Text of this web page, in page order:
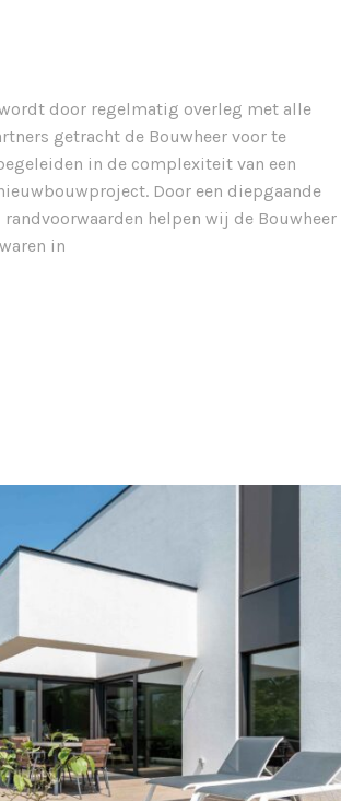
door regelmatig overleg met alle
getracht de Bouwheer voor te
in de complexiteit van een
Door een diepgaande
randvoorwaarden helpen wij de Bouwheer
in